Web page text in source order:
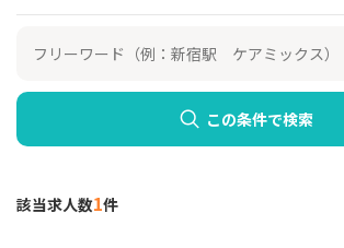
この条件で検索
該当求人数1件